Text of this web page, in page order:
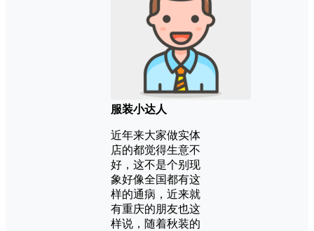
服装小达人
近年来大家做实体
店的都觉得生意不
好，这不是个别现
象好像全国都有这
样的通病，近来就
有重庆的朋友也这
样说，随着秋装的